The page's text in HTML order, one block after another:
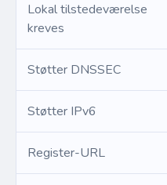
Lokal tilstedeværelse
kreves
Støtter DNSSEC
Støtter IPv6
Register-URL